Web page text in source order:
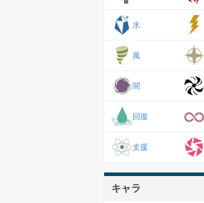
氷
風
闇
回復
支援
キャラ